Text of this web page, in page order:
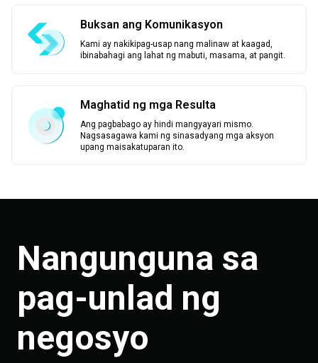
Buksan ang Komunikasyon
Kami ay nakikipag-usap nang malinaw at kaagad,
ibinabahagi ang lahat ng mabuti, masama, at pangit.
Maghatid ng mga Resulta
Ang pagbabago ay hindi mangyayari mismo.
Nagsasagawa kami ng sinasadyang mga aksyon
upang maisakatuparan ito.
Nangunguna sa
pag-unlad ng
negosyo